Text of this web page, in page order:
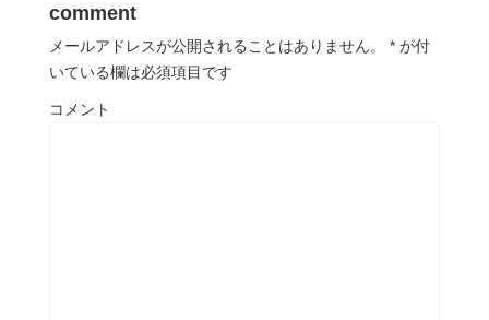
comment
メールアドレスが公開されることはありません。 * が付
いている欄は必須項目です
コメント